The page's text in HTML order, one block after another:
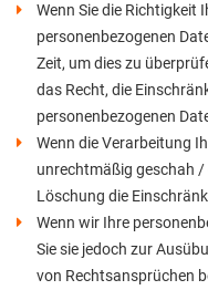
Wenn Sie die Richtigkeit
personenbezogenen
Zeit, um dies zu
das Recht, die
personenbezogenen
Wenn die Verarbeitung
unrechtmäßig geschah
Löschung die
Wenn wir Ihre
Sie sie jedoch zur
von Rechtsansprüchen